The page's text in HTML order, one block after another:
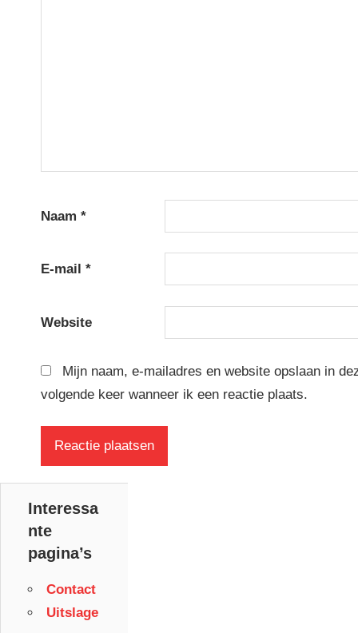
Naam *
E-mail *
Website
Mijn naam, e-mailadres en website opslaan in
volgende keer wanneer ik een reactie plaats.
Interessa
nte
pagina’s
Contact
Uitslage